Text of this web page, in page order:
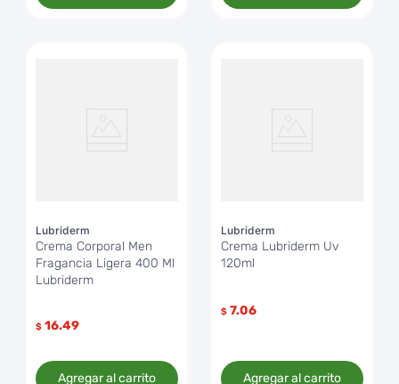
Lubriderm
Crema Corporal Men
Fragancia Ligera 400 Ml
Lubriderm
$ 16.49
Agregar al carrito
Lubriderm
Crema Lubriderm Uv
120ml
$ 7.06
Agregar al carrito